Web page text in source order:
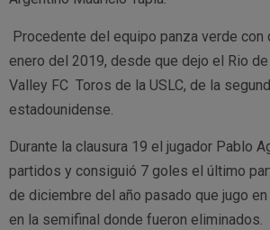
Procedente del equipo panza verde
enero del 2019, desde que dejo el Rio
Valley FC Toros de la USLC, de la
estadounidense.
Durante la clausura 19 el jugador Pablo
partidos y consiguió 7 goles el último
de diciembre del año pasado que jugo en
en la semifinal donde fueron eliminados.